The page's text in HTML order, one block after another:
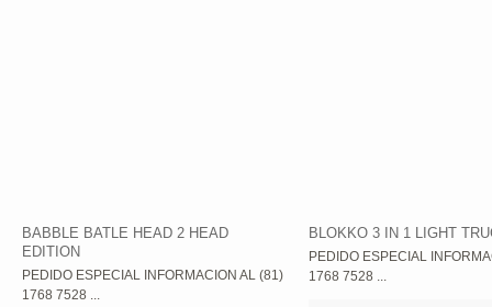
BABBLE BATLE HEAD 2 HEAD
EDITION
PEDIDO ESPECIAL INFORMACION AL (81)
1768 7528 ...
BLOKKO 3 IN 1 LIGHT
PEDIDO ESPECIAL
1768 7528 ...